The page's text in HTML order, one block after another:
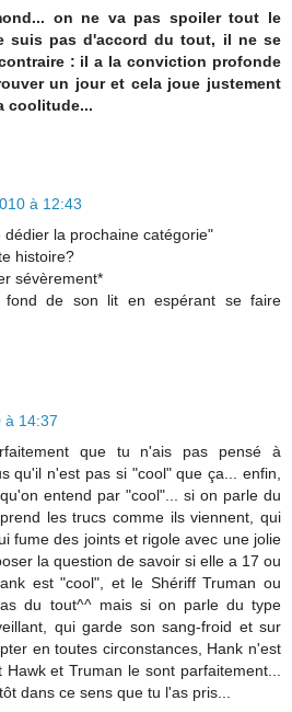
on ne va pas spoiler tout le
suis pas d'accord du tout, il ne se
: il a la conviction profonde
un jour et cela joue justement
coolitude...
à 12:43
la prochaine catégorie"
histoire?
sévèrement*
fond de son lit en espérant se faire
à 14:37
que tu n'ais pas pensé à
qu'il n'est pas si "cool" que ça... enfin,
entend par "cool"... si on parle du
les trucs comme ils viennent, qui
fume des joints et rigole avec une jolie
la question de savoir si elle a 17 ou
est "cool", et le Shériff Truman ou
du tout^^ mais si on parle du type
qui garde son sang-froid et sur
en toutes circonstances, Hank n'est
et Truman le sont parfaitement...
dans ce sens que tu l'as pris...